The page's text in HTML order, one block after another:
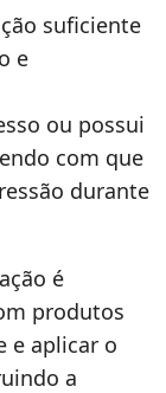
suficiente
e
ou possui
com que
durante
é
produtos
e aplicar o
a